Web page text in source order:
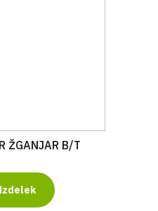
ŽGANJAR B/T